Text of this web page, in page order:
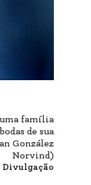
família
de sua
González
Norvind)
Divulgação